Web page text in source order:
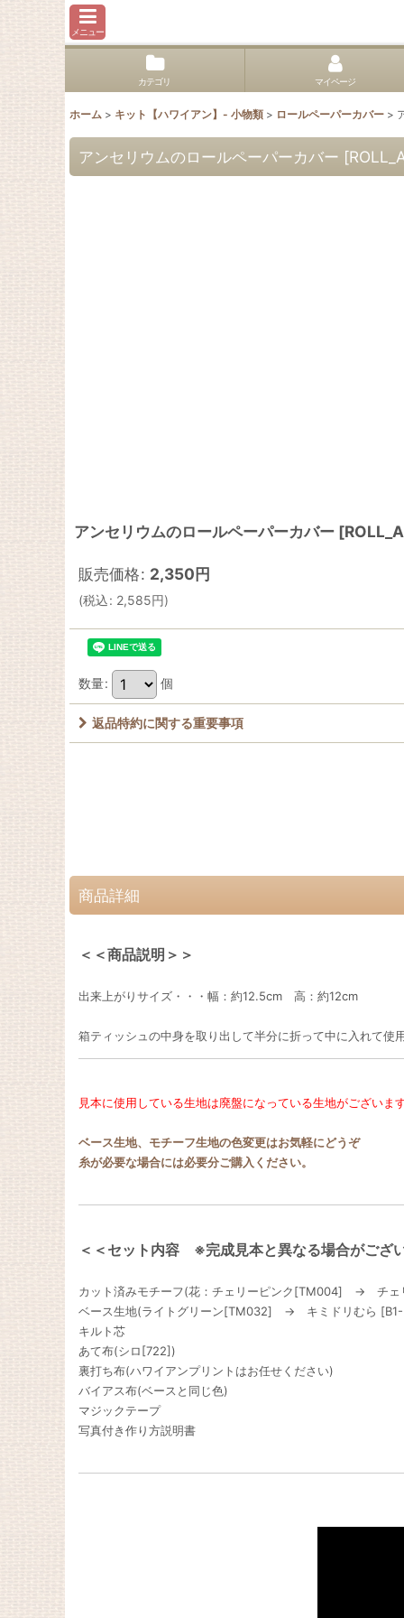
メニュー
カテゴリ マイページ
ホーム > キット【ハワイアン】- 小物類 > ロールペーパーカバー >
アンセリウムのロールペーパーカバー [
アンセリウムのロールペーパーカバー [
販売価格: 2,350円
(税込: 2,585円)
数量: 個
返品特約に関する重要事項
商品詳細
＜＜商品説明＞＞
出来上がりサイズ・・・幅：約12.5cm 高：約12cm
箱ティッシュの中身を取り出して半分に折って中に入れて使
見本に使用している生地は廃盤になっている生地がござい
ベース生地、モチーフ生地の色変更はお気軽にどうぞ
糸が必要な場合には必要分ご購入ください。
＜＜セット内容 ※完成見本と異なる場合がござ
カット済みモチーフ(花：チェリーピンク[TM004] → チ
ベース生地(ライトグリーン[TM032] → キミドリむら [B1-
キルト芯
あて布(シロ[722])
裏打ち布(ハワイアンプリントはお任せください)
バイアス布(ベースと同じ色)
マジックテープ
写真付き作り方説明書